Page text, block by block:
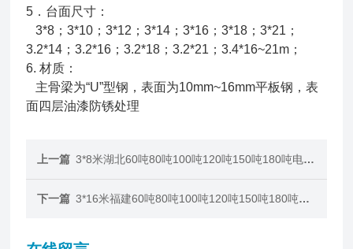
5．台面尺寸：
3*8；3*10；3*12；3*14；3*16；3*18；3*21；
3.2*14；3.2*16；3.2*18；3.2*21；3.4*16~21m；
6. 材质：
主骨梁为“U”型钢，表面为10mm~16mm平板钢，表
面四层油漆防锈处理
上一篇 3*8米湖北60吨80吨100吨120吨150吨180吨电子地磅
下一篇 3*16米福建60吨80吨100吨120吨150吨180吨电子地磅